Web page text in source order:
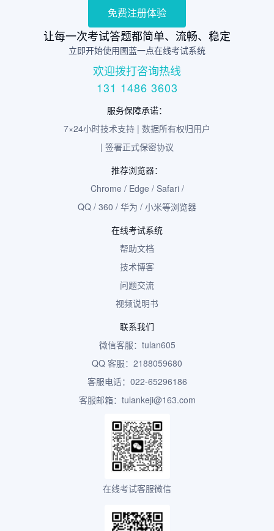
免费注册体验
让每一次考试答题都简单、流畅、稳定
立即开始使用图蓝一点在线考试系统
欢迎拨打咨询热线
131 1486 3603
服务保障承诺：
7×24小时技术支持 | 数据所有权归用户
| 签署正式保密协议
推荐浏览器：
Chrome / Edge / Safari /
QQ / 360 / 华为 / 小米等浏览器
在线考试系统
帮助文档
技术博客
问题交流
视频说明书
联系我们
微信客服：tulan605
QQ 客服：2188059680
客服电话：022-65296186
客服邮箱：tulankeji@163.com
在线考试客服微信